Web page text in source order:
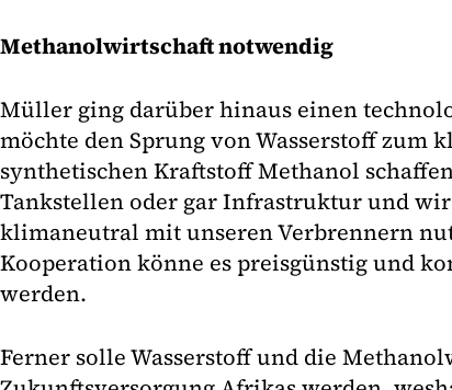
Methanolwirtschaft notwendig
Müller ging darüber hinaus einen
möchte den Sprung von Wasserstoff zum
synthetischen Kraftstoff Methanol
Tankstellen oder gar Infrastruktur und
klimaneutral mit unseren Verbrennern
Kooperation könne es preisgünstig und
werden.
Ferner solle Wasserstoff und die